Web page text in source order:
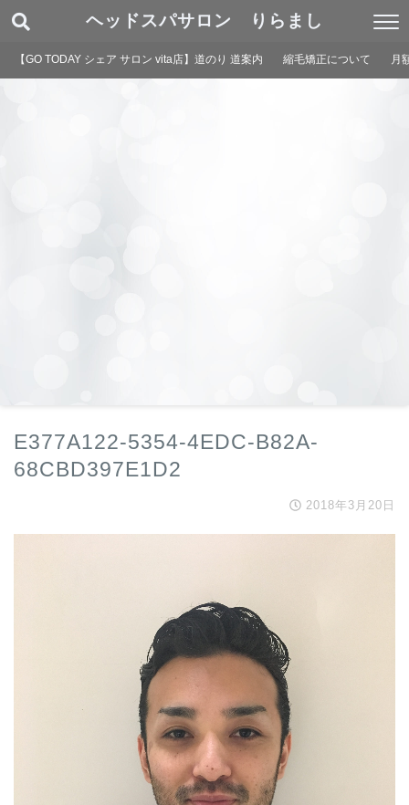
ヘッドスパサロン りらまし
【GO TODAY シェア サロン vita店】道のり 道案内 縮毛矯正について 月
E377A122-5354-4EDC-B82A-
68CBD397E1D2
2018年3月20日